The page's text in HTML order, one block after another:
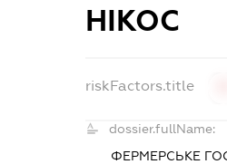
НІКОС
riskFactors.title
dossier.fullName:
ФЕРМЕРСЬКЕ